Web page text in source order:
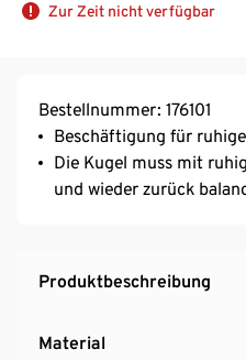
Zur Zeit nicht verfügbar
Bestellnummer: 176101
Beschäftigung für
Die Kugel muss mit
und wieder zurück
Produktbeschreibung
Material